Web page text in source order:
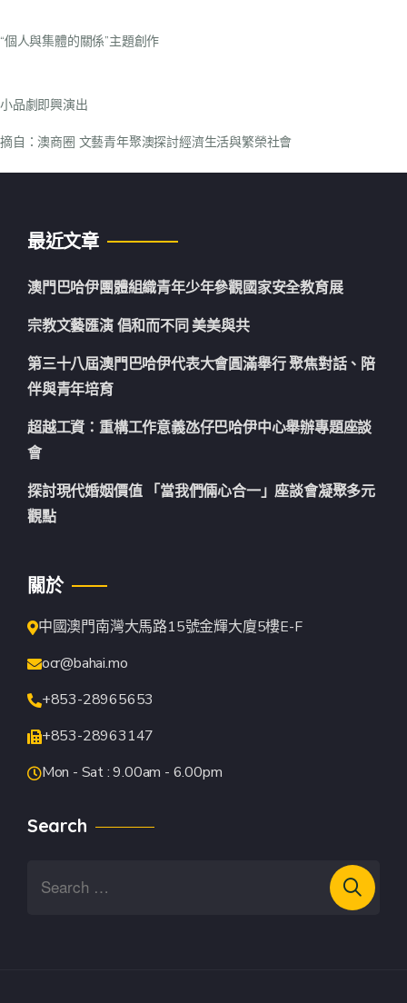
“個人與集體的關係”主題創作
小品劇即興演出
摘自： 澳商圈 文藝青年聚澳探討經濟生活與繁榮社會
最近文章
澳門巴哈伊團體組織青年少年參觀國家安全教育展
宗教文藝匯演 倡和而不同 美美與共
第三十八屆澳門巴哈伊代表大會圓滿舉行 聚焦對話、陪
伴與青年培育
超越工資：重構工作意義氹仔巴哈伊中心舉辦專題座談
會
探討現代婚姻價值 「當我們倆心合一」座談會凝聚多元
觀點
關於
中國澳門南灣大馬路15號金輝大廈5樓E-F
ocr@bahai.mo
+853-28965653
+853-28963147
Mon - Sat : 9.00am - 6.00pm
Search